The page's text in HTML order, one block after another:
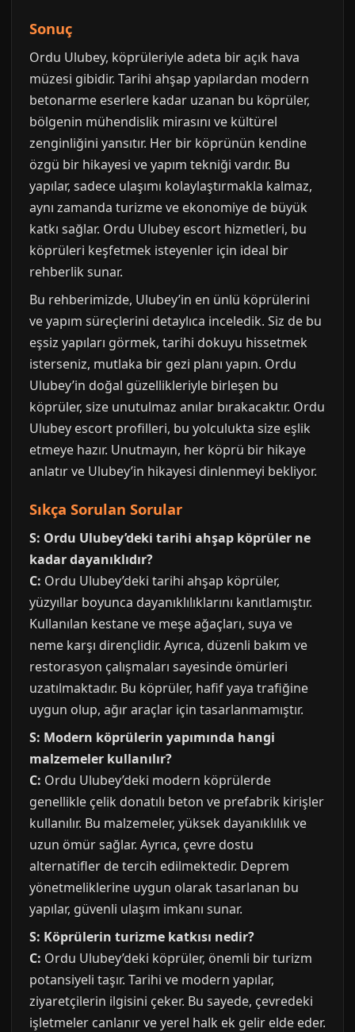
Sonuç
Ordu Ulubey, köprüleriyle adeta bir açık hava
müzesi gibidir. Tarihi ahşap yapılardan modern
betonarme eserlere kadar uzanan bu köprüler,
bölgenin mühendislik mirasını ve kültürel
zenginliğini yansıtır. Her bir köprünün kendine
özgü bir hikayesi ve yapım tekniği vardır. Bu
yapılar, sadece ulaşımı kolaylaştırmakla kalmaz,
aynı zamanda turizme ve ekonomiye de büyük
katkı sağlar. Ordu Ulubey escort hizmetleri, bu
köprüleri keşfetmek isteyenler için ideal bir
rehberlik sunar.
Bu rehberimizde, Ulubey’in en ünlü köprülerini
ve yapım süreçlerini detaylıca inceledik. Siz de bu
eşsiz yapıları görmek, tarihi dokuyu hissetmek
isterseniz, mutlaka bir gezi planı yapın. Ordu
Ulubey’in doğal güzellikleriyle birleşen bu
köprüler, size unutulmaz anılar bırakacaktır. Ordu
Ulubey escort profilleri, bu yolculukta size eşlik
etmeye hazır. Unutmayın, her köprü bir hikaye
anlatır ve Ulubey’in hikayesi dinlenmeyi bekliyor.
Sıkça Sorulan Sorular
S: Ordu Ulubey’deki tarihi ahşap köprüler ne
kadar dayanıklıdır?
C: Ordu Ulubey’deki tarihi ahşap köprüler,
yüzyıllar boyunca dayanıklılıklarını kanıtlamıştır.
Kullanılan kestane ve meşe ağaçları, suya ve
neme karşı dirençlidir. Ayrıca, düzenli bakım ve
restorasyon çalışmaları sayesinde ömürleri
uzatılmaktadır. Bu köprüler, hafif yaya trafiğine
uygun olup, ağır araçlar için tasarlanmamıştır.
S: Modern köprülerin yapımında hangi
malzemeler kullanılır?
C: Ordu Ulubey’deki modern köprülerde
genellikle çelik donatılı beton ve prefabrik kirişler
kullanılır. Bu malzemeler, yüksek dayanıklılık ve
uzun ömür sağlar. Ayrıca, çevre dostu
alternatifler de tercih edilmektedir. Deprem
yönetmeliklerine uygun olarak tasarlanan bu
yapılar, güvenli ulaşım imkanı sunar.
S: Köprülerin turizme katkısı nedir?
C: Ordu Ulubey’deki köprüler, önemli bir turizm
potansiyeli taşır. Tarihi ve modern yapılar,
ziyaretçilerin ilgisini çeker. Bu sayede, çevredeki
işletmeler canlanır ve yerel halk ek gelir elde eder.